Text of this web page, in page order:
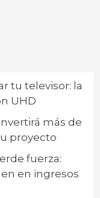
tu televisor: la
UHD
más de
proyecto
fuerza:
en ingresos